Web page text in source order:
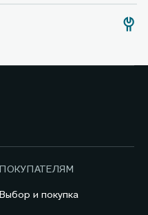
ПОКУПАТЕЛЯМ
Выбор и покупка